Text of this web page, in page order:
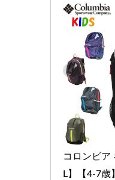
コロンビア
L】【4-7歳